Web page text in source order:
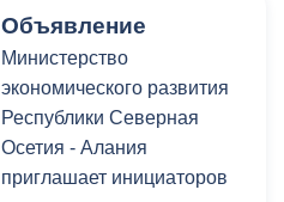
планы развития
организации и ее важную
роль в жизни города.
Объявление
Министерство
экономического развития
Республики Северная
Осетия - Алания
приглашает инициаторов